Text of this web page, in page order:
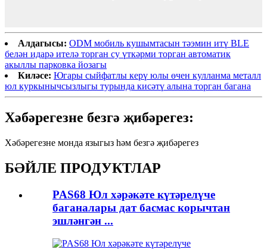
Алдагысы: ODM мобиль кушымтасын тәэмин итү BLE
белән идарә ителә торган су үткәрми торган автоматик
акыллы парковка йозагы
Киләсе: Югары сыйфатлы керү юлы өчен кулланма металл
юл куркынычсызлыгы турында кисәтү алына торган багана
Хәбәрегезне безгә җибәрегез:
Хәбәрегезне монда языгыз һәм безгә җибәрегез
БӘЙЛЕ ПРОДУКТЛАР
PAS68 Юл хәрәкәте күтәрелүче
баганалары дат басмас корычтан
эшләнгән ...